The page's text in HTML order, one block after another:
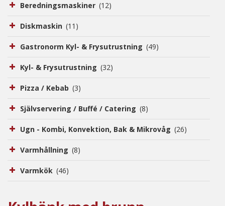
Beredningsmaskiner (12)
Diskmaskin (11)
Gastronorm Kyl- & Frysutrustning (49)
Kyl- & Frysutrustning (32)
Pizza / Kebab (3)
Självservering / Buffé / Catering (8)
Ugn - Kombi, Konvektion, Bak & Mikrovåg (26)
Varmhållning (8)
Varmkök (46)